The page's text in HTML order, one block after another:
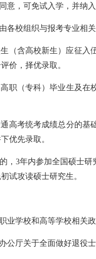
，可免试入学，并纳入
校组织与报考专业相关
含高校新生）应征入
价，择优录取。
（专科）毕业生及在
考统考成绩总分的基
优先录取。
3年内参加全国硕士研
试攻读硕士研究生。
学校和高等学校相关政
关于全面做好退役士